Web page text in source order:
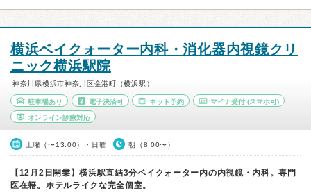
横浜ベイクォーター内科・消化器内視鏡クリ
ニック横浜駅院
神奈川県横浜市神奈川区金港町（横浜駅）
駐車場あり 電子決済可 ネット予約 マイナ受付 (スマホ可)
オンライン診療対応
土曜（〜13:00）・日曜 朝（8:00〜）
【12月2日開業】横浜駅直結3分ベイクォーター内の内視鏡・内科。専門
医在籍。ホテルライクな完全個室。